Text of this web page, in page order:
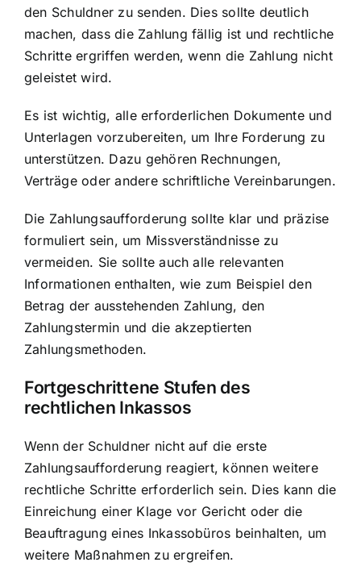
den Schuldner zu senden. Dies sollte deutlich
machen, dass die Zahlung fällig ist und rechtliche
Schritte ergriffen werden, wenn die Zahlung nicht
geleistet wird.
Es ist wichtig, alle erforderlichen Dokumente und
Unterlagen vorzubereiten, um Ihre Forderung zu
unterstützen. Dazu gehören Rechnungen,
Verträge oder andere schriftliche Vereinbarungen.
Die Zahlungsaufforderung sollte klar und präzise
formuliert sein, um Missverständnisse zu
vermeiden. Sie sollte auch alle relevanten
Informationen enthalten, wie zum Beispiel den
Betrag der ausstehenden Zahlung, den
Zahlungstermin und die akzeptierten
Zahlungsmethoden.
Fortgeschrittene Stufen des
rechtlichen Inkassos
Wenn der Schuldner nicht auf die erste
Zahlungsaufforderung reagiert, können weitere
rechtliche Schritte erforderlich sein. Dies kann die
Einreichung einer Klage vor Gericht oder die
Beauftragung eines Inkassobüros beinhalten, um
weitere Maßnahmen zu ergreifen.